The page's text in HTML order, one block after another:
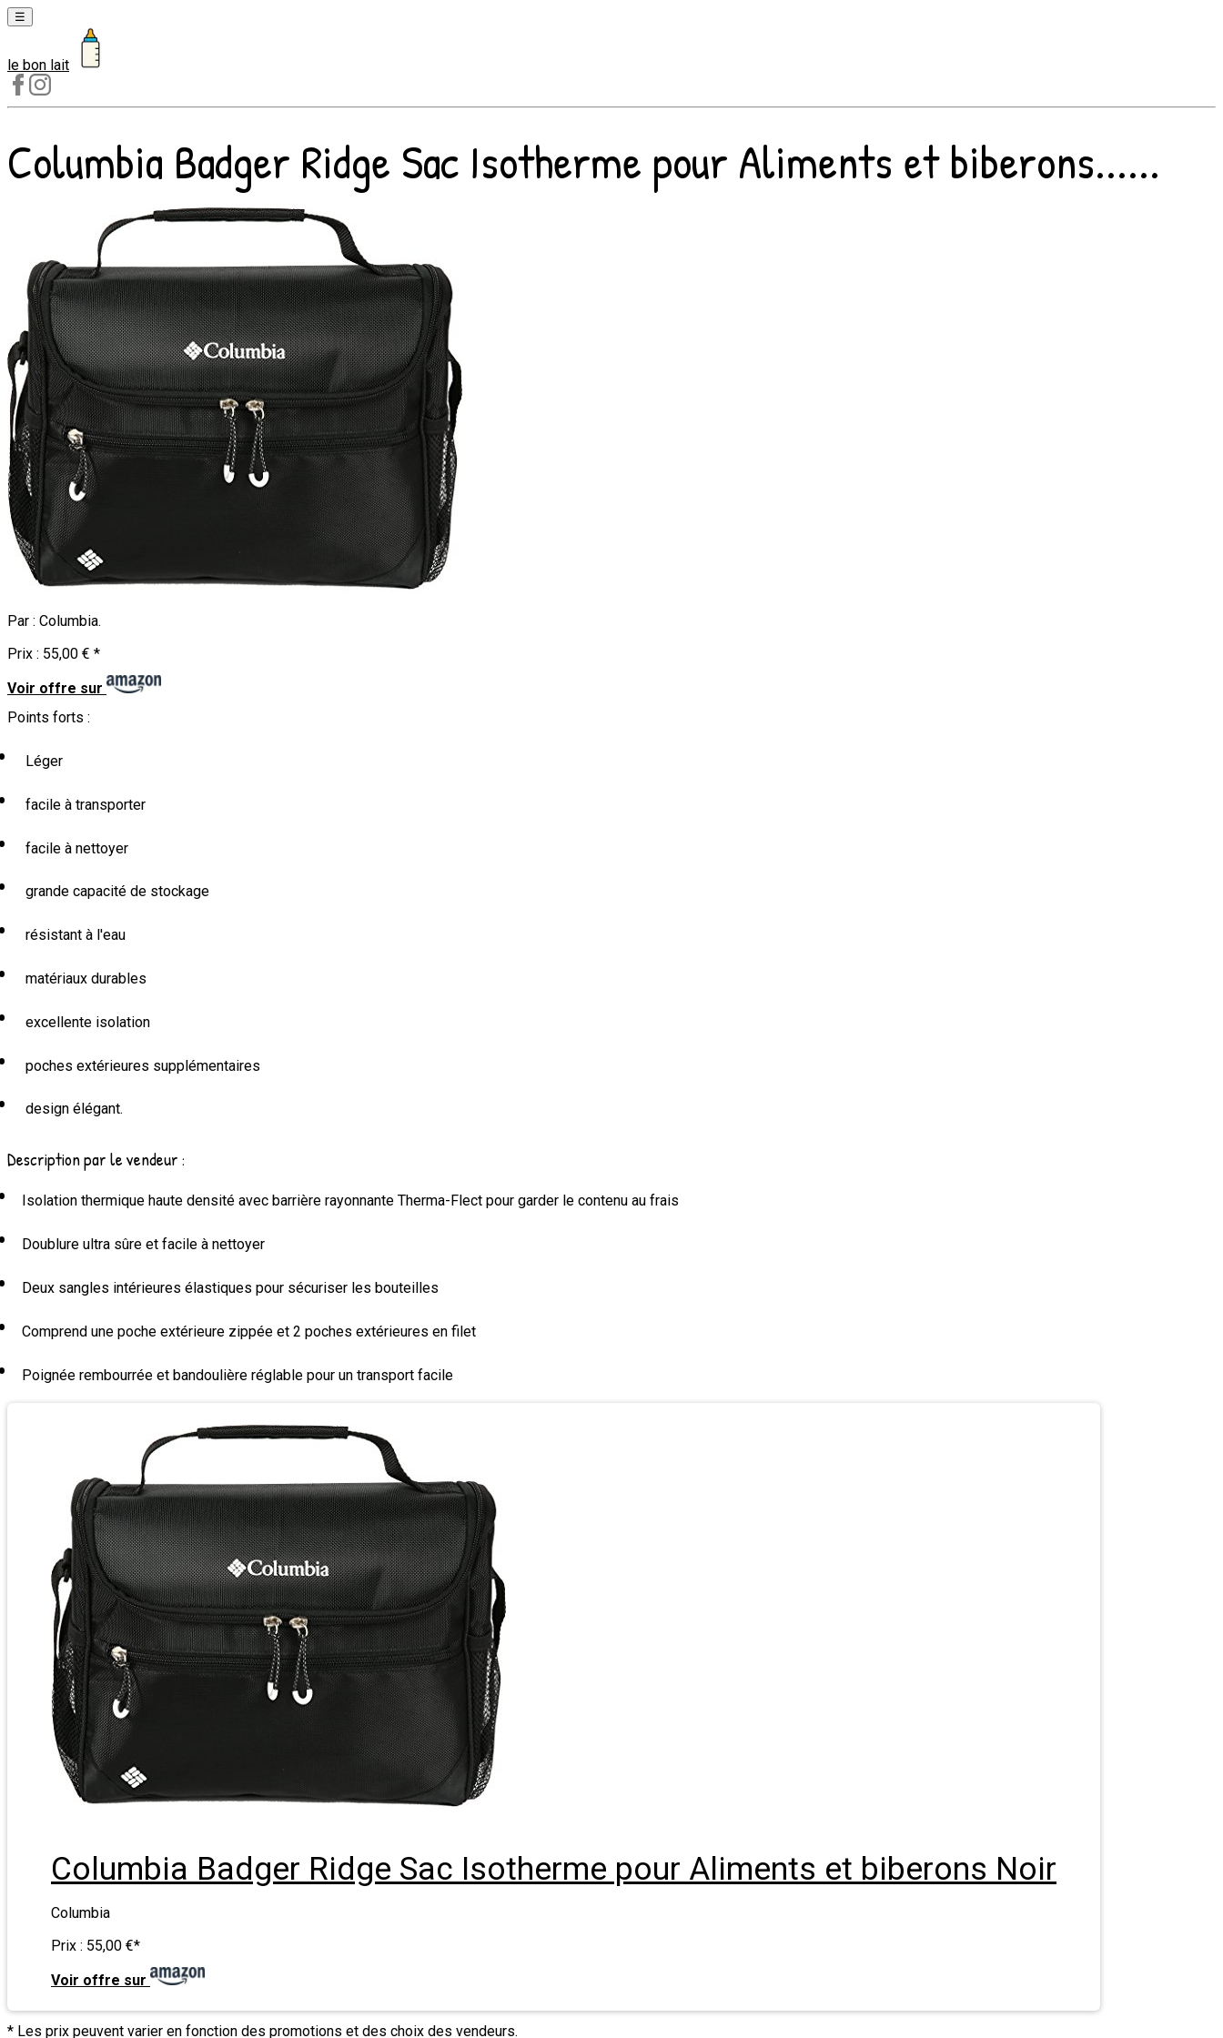
☰
Laits
1er
âge
Laits
2e
croissance
le bon lait
Columbia Badger Ridge Sac Isotherme pour Aliments et biberons......
Par : Columbia.
Prix : 55,00 € *
Voir offre sur
Points forts :
Léger
facile à transporter
facile à nettoyer
grande capacité de stockage
résistant à l'eau
matériaux durables
excellente isolation
poches extérieures supplémentaires
design élégant.
Description par le vendeur :
Isolation thermique haute densité avec barrière rayonnante Therma-Flect pour garder le contenu au frais
Doublure ultra sûre et facile à nettoyer
Deux sangles intérieures élastiques pour sécuriser les bouteilles
Comprend une poche extérieure zippée et 2 poches extérieures en filet
Poignée rembourrée et bandoulière réglable pour un transport facile
Columbia Badger Ridge Sac Isotherme pour Aliments et biberons Noir
Columbia
Prix : 55,00 €*
Voir offre sur
* Les prix peuvent varier en fonction des promotions et des choix des vendeurs.